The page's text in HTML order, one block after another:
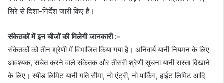
सिरे से दिशा-निर्देश जारी किए हैं।
संकेतकों में इन चीजों की मिलेगी जानकारी :-
संकेतकों को तीन श्रेणी में विभाजित किया गया है। अनिवार्य यानी नियमन के लिए
आवश्यक, सचेत करने वाले संकेतक और तीसरी श्रेणी सूचना यानी रास्ता दिखाने
के लिए। स्पीड लिमिट यानी गति सीमा, नो एंट्री, नो पार्किंग, हाईट लिमिट आदि